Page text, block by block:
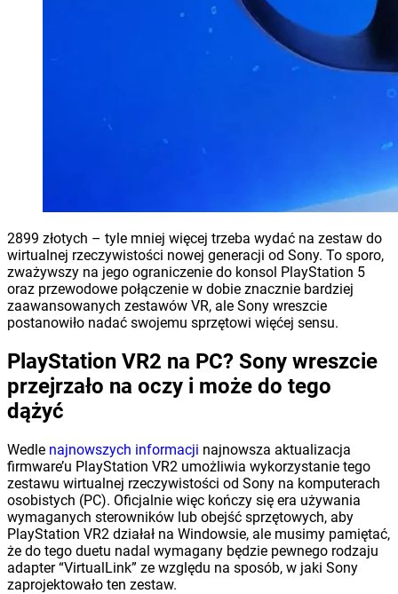
2899 złotych – tyle mniej więcej trzeba wydać na zestaw do
wirtualnej rzeczywistości nowej generacji od Sony. To sporo,
zważywszy na jego ograniczenie do konsol PlayStation 5
oraz przewodowe połączenie w dobie znacznie bardziej
zaawansowanych zestawów VR, ale Sony wreszcie
postanowiło nadać swojemu sprzętowi więćej sensu.
PlayStation VR2 na PC? Sony wreszcie
przejrzało na oczy i może do tego
dążyć
Wedle najnowszych informacji najnowsza aktualizacja
firmware’u PlayStation VR2 umożliwia wykorzystanie tego
zestawu wirtualnej rzeczywistości od Sony na komputerach
osobistych (PC). Oficjalnie więc kończy się era używania
wymaganych sterowników lub obejść sprzętowych, aby
PlayStation VR2 działał na Windowsie, ale musimy pamiętać,
że do tego duetu nadal wymagany będzie pewnego rodzaju
adapter “VirtualLink” ze względu na sposób, w jaki Sony
zaprojektowało ten zestaw.